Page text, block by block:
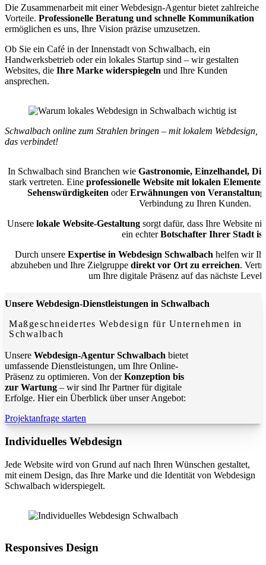
Die Zusammenarbeit mit einer Webdesign-Agentur bietet zahlreiche
Vorteile. Professionelle Beratung und schnelle Kommunikation
ermöglichen es uns, Ihre Vision präzise umzusetzen.
Ob Sie ein Café in der Innenstadt von Schwalbach, ein
Handwerksbetrieb oder ein lokales Startup sind – wir gestalten
Websites, die Ihre Marke widerspiegeln und Ihre Kunden
ansprechen.
Schwalbach online zum Strahlen bringen – mit lokalem Webdesign,
das verbindet!
In Schwalbach sind Branchen wie Gastronomie, Einzelhandel,
stark vertreten. Eine professionelle Website mit lokalen Elementen
Sehenswürdigkeiten oderErwähnungen von
Verbindung zu Ihren Kunden.
Unsere lokale Website-Gestaltungsorgt dafür, dass Ihre Website
ein echterBotschafter Ihrer Stadt ist
Durch unsere Expertise in Webdesign Schwalbach helfen wir
abzuheben und Ihre Zielgruppe direkt vor Ort zu erreichen.
um Ihre digitale Präsenz auf das nächste Level
Unsere Webdesign-Dienstleistungen in Schwalbach
Maßgeschneidertes Webdesign für Unternehmen in
Schwalbach
Unsere Webdesign-Agentur Schwalbach bietet
umfassende Dienstleistungen, um Ihre Online-
Präsenz zu optimieren. Von derKonzeption bis
zur Wartung – wir sind Ihr Partner für digitale
Erfolge. Hier ein Überblick über unser Angebot:
Projektanfrage starten
Individuelles Webdesign
Jede Website wird von Grund auf nach Ihren Wünschen gestaltet,
mit einem Design, das Ihre Marke und die Identität von Webdesign
Schwalbach widerspiegelt.
Responsives Design